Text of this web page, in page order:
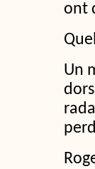
ont
Un